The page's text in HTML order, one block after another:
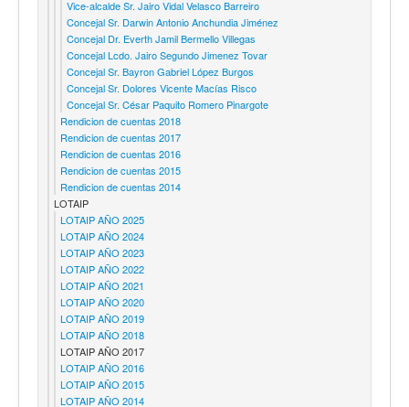
Vice-alcalde Sr. Jairo Vidal Velasco Barreiro
Concejal Sr. Darwin Antonio Anchundia Jiménez
Concejal Dr. Everth Jamil Bermello Villegas
Concejal Lcdo. Jairo Segundo Jimenez Tovar
Concejal Sr. Bayron Gabriel López Burgos
Concejal Sr. Dolores Vicente Macías Risco
Concejal Sr. César Paquito Romero Pinargote
Rendicion de cuentas 2018
Rendicion de cuentas 2017
Rendicion de cuentas 2016
Rendicion de cuentas 2015
Rendicion de cuentas 2014
LOTAIP
LOTAIP AÑO 2025
LOTAIP AÑO 2024
LOTAIP AÑO 2023
LOTAIP AÑO 2022
LOTAIP AÑO 2021
LOTAIP AÑO 2020
LOTAIP AÑO 2019
LOTAIP AÑO 2018
LOTAIP AÑO 2017
LOTAIP AÑO 2016
LOTAIP AÑO 2015
LOTAIP AÑO 2014